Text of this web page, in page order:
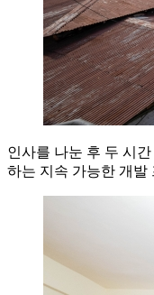
인사를 나눈 후 두 시
하는 지속 가능한 개발